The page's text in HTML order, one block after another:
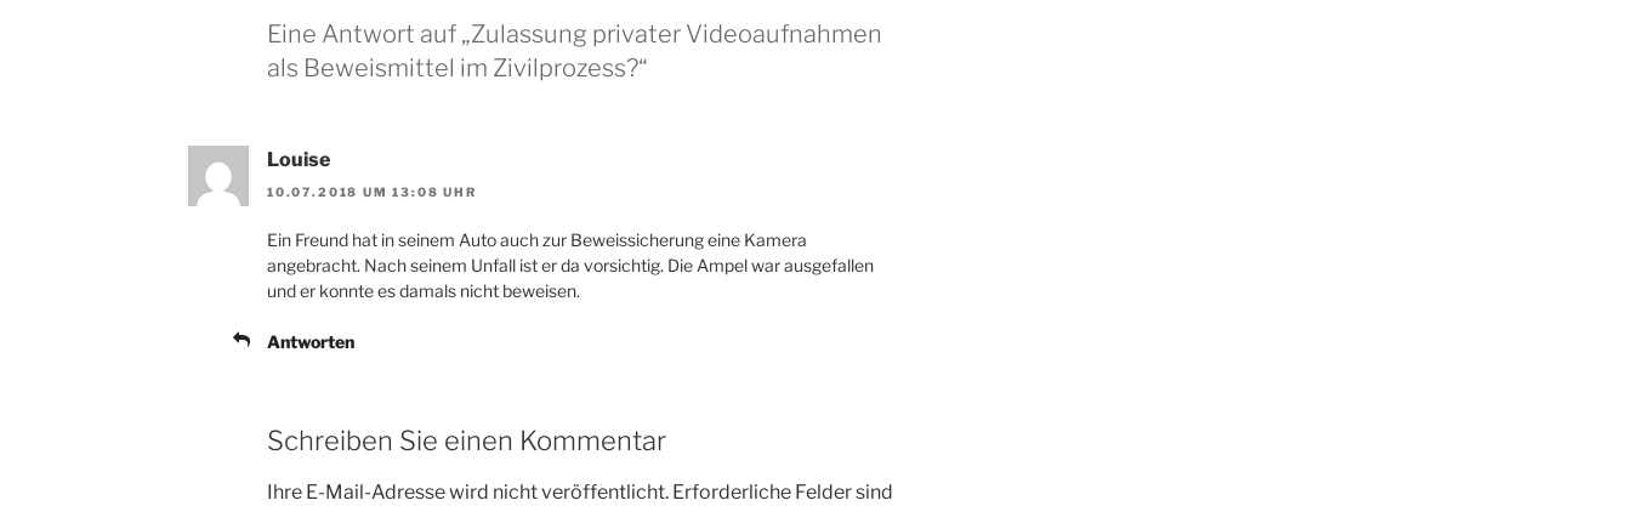
Eine Antwort auf „Zulassung privater Videoaufnahmen
als Beweismittel im Zivilprozess?“
Louise
10.07.2018 UM 13:08 UHR
Ein Freund hat in seinem Auto auch zur Beweissicherung eine Kamera
angebracht. Nach seinem Unfall ist er da vorsichtig. Die Ampel war ausgefallen
und er konnte es damals nicht beweisen.
Antworten
Schreiben Sie einen Kommentar
Ihre E-Mail-Adresse wird nicht veröffentlicht. Erforderliche Felder sind